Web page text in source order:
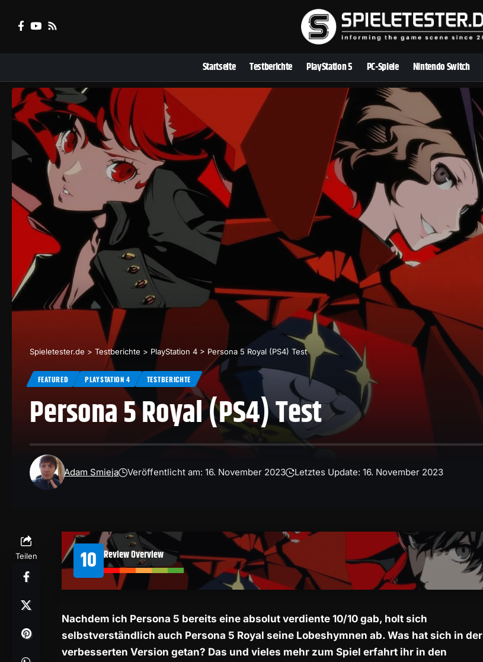
Startseite Testberichte PlayStation 5 PC-Spiele Nintendo Switch
Spieletester.de > Testberichte > PlayStation 4 > Persona 5 Royal (PS4) Test
FEATURED PLAYSTATION 4 TESTBERICHTE
Persona 5 Royal (PS4) Test
Adam Smieja Veröffentlicht am: 16. November 2023 Letztes Update: 16. November 2023
Teilen 10 Review Overview
Nachdem ich Persona 5 bereits eine absolut verdiente 10/10 gab, holt sich
selbstverständlich auch Persona 5 Royal seine Lobeshymnen ab. Was hat sich in der
verbesserten Version getan? Das und vieles mehr zum Spiel erfahrt ihr in den